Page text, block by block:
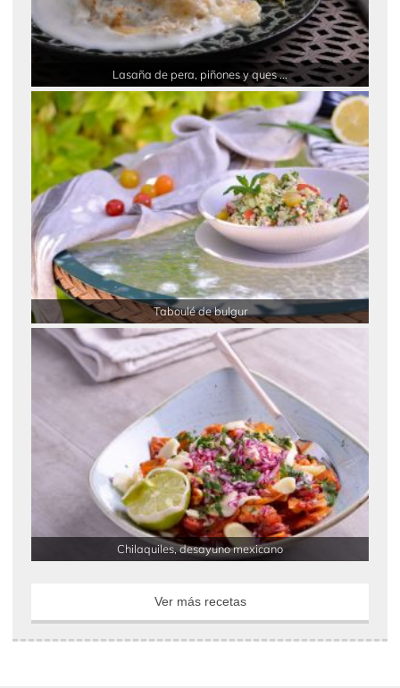
Lasaña de pera, piñones y ques ...
Taboulé de bulgur
Chilaquiles, desayuno mexicano
Ver más recetas